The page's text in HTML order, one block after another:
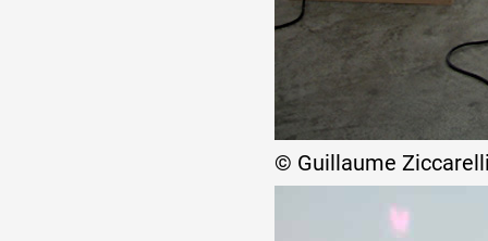
Formation
Événements
1% œuvres
© Guillaume